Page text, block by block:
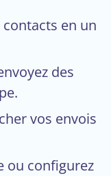
contacts en un
des
vos envois
ou configurez